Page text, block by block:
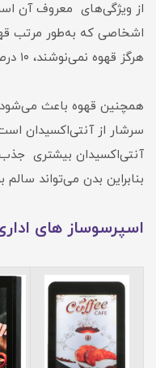
از ویژگی‌های معروف آن
اشخاصی که به‌طور مرتب
هرگز قهوه نمی‌نوشند، ۱۰ درصد کمتر در معرض افسردگی هستند.
همچنین قهوه باعث
سرشار از آنتی‌اکسیدان
آنتی‌اکسیدان بیشتری
بنابراین بدن می‌تواند سالم
اسپرسوساز های